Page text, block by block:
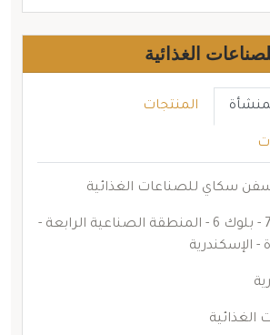
الغذائية
المنتجات
سكاي للصناعات الغذائية
قطعة 7 - بلوك 6 - المنطقة الصناعية الرابعة -
- الإسكندرية
الغذائية